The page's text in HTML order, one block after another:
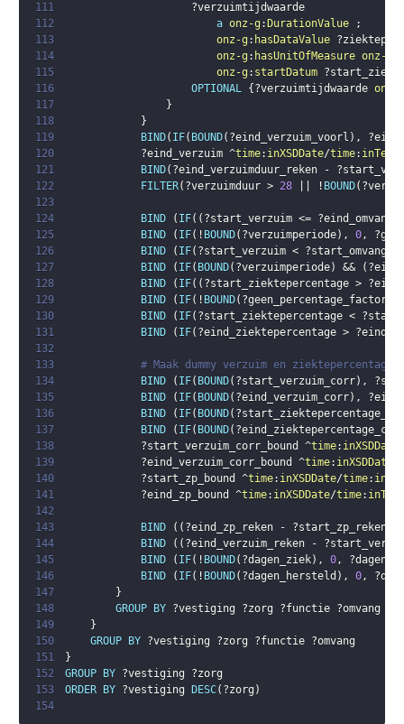
111
?verzuimtijdwaarde
112
a onz-g : DurationValue
;
113
onz-g : hasDataValue
114
onz-g : hasUnitOfMeasure onz-g
115
onz-g : startDatum
116
OPTIONAL { ?verzuimtijdwaarde onz-
117
}
118
}
119
BIND( IF( BOUND( ?eind_verzuim_voorl ) ,
120
?eind_verzuim ^time: inXSDDate/time:
121
BIND( ?eind_verzuimduur_reken -
122
FILTER( ?verzuimduur > 28 || ! BOUND(
123
124
BIND ( IF( ( ?start_verzuim <=
125
BIND ( IF( ! BOUND( ?verzuimperiode) , 0,
126
BIND ( IF( ?start_verzuim <
127
BIND ( IF( BOUND( ?verzuimperiode) && (
128
BIND ( IF( ( ?start_ziektepercentage >
129
BIND ( IF( ! BOUND( ?geen_percentage_factor
130
BIND ( IF( ?start_ziektepercentage <
131
BIND ( IF( ?eind_ziektepercentage >
132
133
# Maak dummy verzuim en
134
BIND ( IF( BOUND( ?start_verzuim_corr) ,
135
BIND ( IF( BOUND( ?eind_verzuim_corr) ,
136
BIND ( IF( BOUND(
137
BIND ( IF( BOUND(
138
?start_verzuim_corr_bound ^time: inXSDDate
139
?eind_verzuim_corr_bound ^time: inXSDDate
140
?start_zp_bound ^time: inXSDDate/time:
141
?eind_zp_bound ^time: inXSDDate/time:
142
143
BIND ( ( ?eind_zp_reken - ?start_zp_reken
144
BIND ( ( ?eind_verzuim_reken -
145
BIND ( IF( ! BOUND( ?dagen_ziek) , 0,
146
BIND ( IF( ! BOUND( ?dagen_hersteld ) , 0,
147
}
148
GROUP BY ?vestiging ?zorg ?functie ?omvang
149
}
150
GROUP BY ?vestiging ?zorg ?functie ?omvang
151
}
152
GROUP BY ?vestiging
?zorg
153
ORDER BY ?vestiging DESC( ?zorg )
154